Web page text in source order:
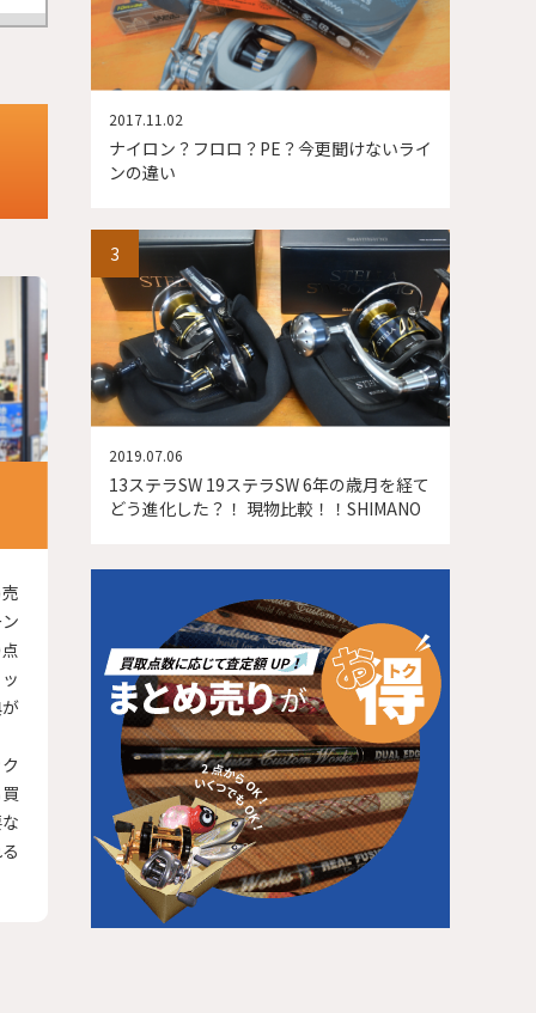
ナイロン？フロロ？PE？今更聞けないライ
ンの違い
2017.11.02
13ステラSW 19ステラSW 6年の歳月を経て
どう進化した？！ 現物比較！！SHIMANO
2019.07.06